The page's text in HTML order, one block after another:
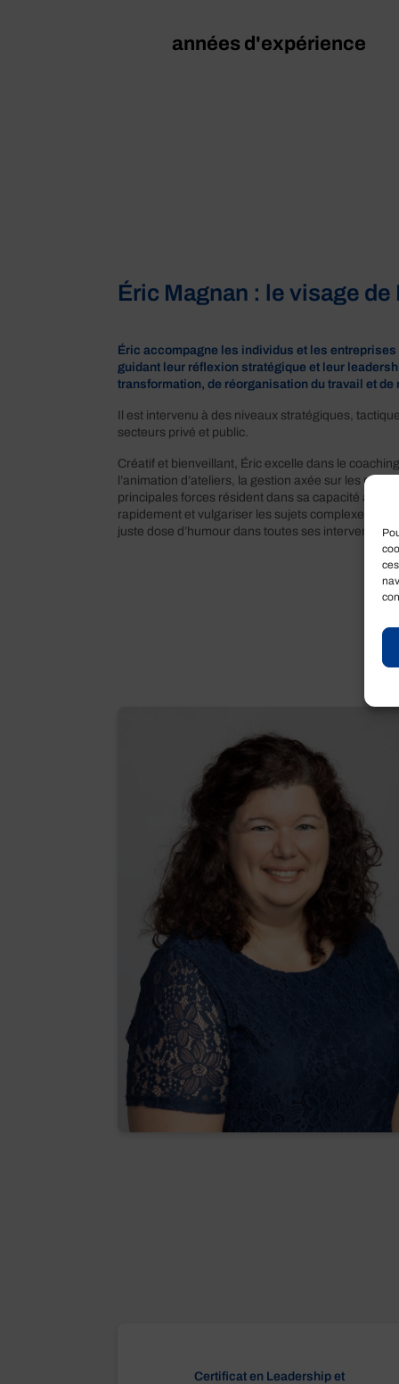
années d'expérience
Éric Magnan : le visage de
Éric accompagne les individus et les
guidant leur réflexion stratégique et leur
transformation, de réorganisation du travail et
Il est intervenu à des niveaux stratégiques,
secteurs privé et public.
Créatif et bienveillant, Éric excelle dans le
l’animation d’ateliers, la gestion axée sur les
principales forces résident dans sa capacité à
rapidement et vulgariser les sujets complexes. Il
juste dose d’humour dans toutes ses interventions.
Certificat en Leadership et